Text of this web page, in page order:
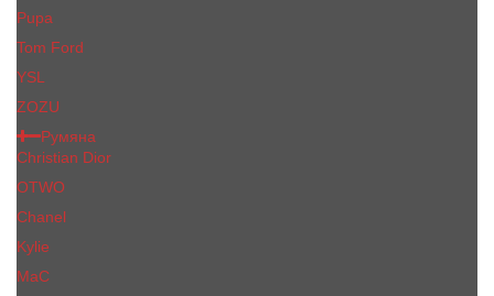
Pupa
Tom Ford
YSL
ZOZU
Румяна
Christian Dior
OTWO
Сhanеl
Kylie
MaC